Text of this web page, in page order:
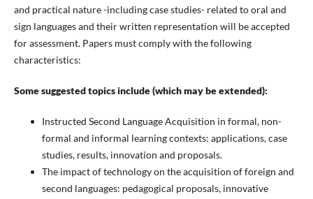
and practical nature -including case studies- related to oral and
sign languages and their written representation will be accepted
for assessment. Papers must comply with the following
characteristics:
Some suggested topics include (which may be extended):
Instructed Second Language Acquisition in formal, non-
formal and informal learning contexts: applications, case
studies, results, innovation and proposals.
The impact of technology on the acquisition of foreign and
second languages: pedagogical proposals, innovative